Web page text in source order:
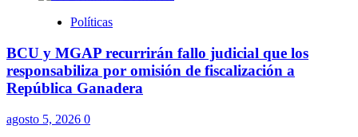
Políticas
BCU y MGAP recurrirán fallo judicial que los
responsabiliza por omisión de fiscalización a
República Ganadera
agosto 5, 2026 0